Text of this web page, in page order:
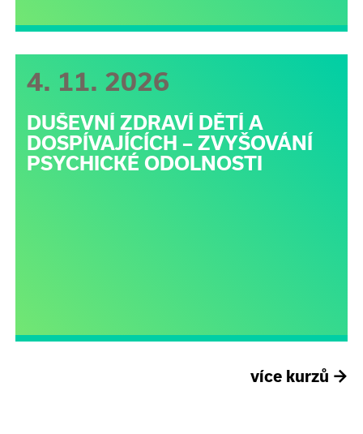
4. 11. 2026
DUŠEVNÍ ZDRAVÍ DĚTÍ A
DOSPÍVAJÍCÍCH – ZVYŠOVÁNÍ
PSYCHICKÉ ODOLNOSTI
více kurzů →